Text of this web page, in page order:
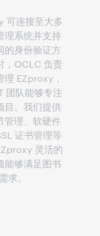
可连接至大多
理系统并支持
的身份验证方
，OCLC 负责
理 EZproxy，
团队能够专注
目。我们提供
管理、软硬件
证书管理等
灵活的
能够满足图书
求。